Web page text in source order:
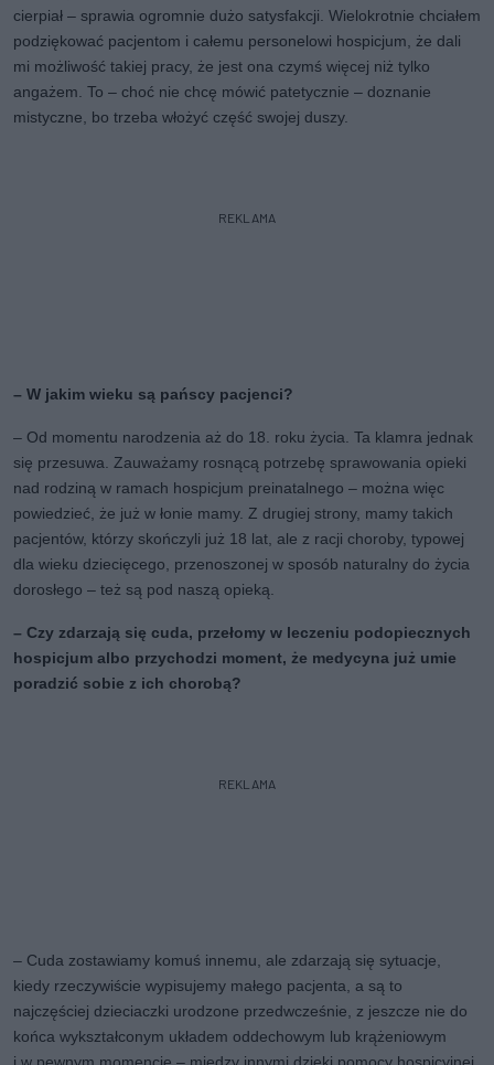
cierpiał – sprawia ogromnie dużo satysfakcji. Wielokrotnie chciałem
podziękować pacjentom i całemu personelowi hospicjum, że dali
mi możliwość takiej pracy, że jest ona czymś więcej niż tylko
angażem. To – choć nie chcę mówić patetycznie – doznanie
mistyczne, bo trzeba włożyć część swojej duszy.
REKLAMA
– W jakim wieku są pańscy pacjenci?
– Od momentu narodzenia aż do 18. roku życia. Ta klamra jednak
się przesuwa. Zauważamy rosnącą potrzebę sprawowania opieki
nad rodziną w ramach hospicjum preinatalnego – można więc
powiedzieć, że już w łonie mamy. Z drugiej strony, mamy takich
pacjentów, którzy skończyli już 18 lat, ale z racji choroby, typowej
dla wieku dziecięcego, przenoszonej w sposób naturalny do życia
dorosłego – też są pod naszą opieką.
– Czy zdarzają się cuda, przełomy w leczeniu podopiecznych
hospicjum albo przychodzi moment, że medycyna już umie
poradzić sobie z ich chorobą?
REKLAMA
– Cuda zostawiamy komuś innemu, ale zdarzają się sytuacje,
kiedy rzeczywiście wypisujemy małego pacjenta, a są to
najczęściej dzieciaczki urodzone przedwcześnie, z jeszcze nie do
końca wykształconym układem oddechowym lub krążeniowym
i w pewnym momencie – między innymi dzięki pomocy hospicyjnej